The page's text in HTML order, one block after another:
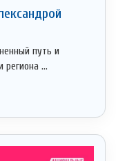
путь и
...